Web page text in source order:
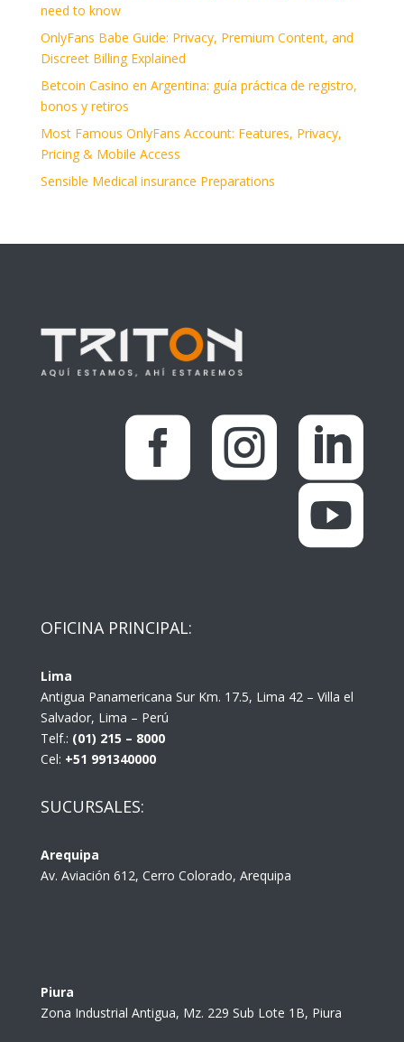
need to know
OnlyFans Babe Guide: Privacy, Premium Content, and
Discreet Billing Explained
Betcoin Casino en Argentina: guía práctica de registro,
bonos y retiros
Most Famous OnlyFans Account: Features, Privacy,
Pricing & Mobile Access
Sensible Medical insurance Preparations
  

OFICINA PRINCIPAL:
Lima
Antigua Panamericana Sur Km. 17.5, Lima 42 – Villa el
Salvador, Lima – Perú
Telf.: (01) 215 – 8000
Cel: +51 991340000
SUCURSALES:
Arequipa
Av. Aviación 612, Cerro Colorado, Arequipa
Piura
Zona Industrial Antigua, Mz. 229 Sub Lote 1B, Piura